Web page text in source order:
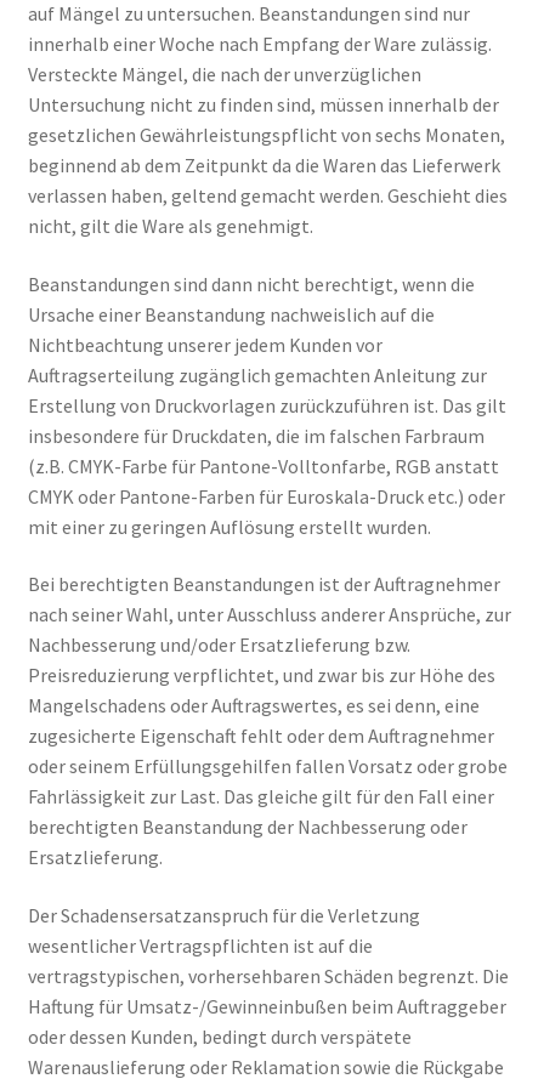
auf Mängel zu untersuchen. Beanstandungen sind nur
innerhalb einer Woche nach Empfang der Ware zulässig.
Versteckte Mängel, die nach der unverzüglichen
Untersuchung nicht zu finden sind, müssen innerhalb der
gesetzlichen Gewährleistungspflicht von sechs Monaten,
beginnend ab dem Zeitpunkt da die Waren das Lieferwerk
verlassen haben, geltend gemacht werden. Geschieht dies
nicht, gilt die Ware als genehmigt.
Beanstandungen sind dann nicht berechtigt, wenn die
Ursache einer Beanstandung nachweislich auf die
Nichtbeachtung unserer jedem Kunden vor
Auftragserteilung zugänglich gemachten Anleitung zur
Erstellung von Druckvorlagen zurückzuführen ist. Das gilt
insbesondere für Druckdaten, die im falschen Farbraum
(z.B. CMYK-Farbe für Pantone-Volltonfarbe, RGB anstatt
CMYK oder Pantone-Farben für Euroskala-Druck etc.) oder
mit einer zu geringen Auflösung erstellt wurden.
Bei berechtigten Beanstandungen ist der Auftragnehmer
nach seiner Wahl, unter Ausschluss anderer Ansprüche, zur
Nachbesserung und/oder Ersatzlieferung bzw.
Preisreduzierung verpflichtet, und zwar bis zur Höhe des
Mangelschadens oder Auftragswertes, es sei denn, eine
zugesicherte Eigenschaft fehlt oder dem Auftragnehmer
oder seinem Erfüllungsgehilfen fallen Vorsatz oder grobe
Fahrlässigkeit zur Last. Das gleiche gilt für den Fall einer
berechtigten Beanstandung der Nachbesserung oder
Ersatzlieferung.
Der Schadensersatzanspruch für die Verletzung
wesentlicher Vertragspflichten ist auf die
vertragstypischen, vorhersehbaren Schäden begrenzt. Die
Haftung für Umsatz-/Gewinneinbußen beim Auftraggeber
oder dessen Kunden, bedingt durch verspätete
Warenauslieferung oder Reklamation sowie die Rückgabe